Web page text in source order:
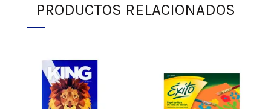
PRODUCTOS RELACIONADOS